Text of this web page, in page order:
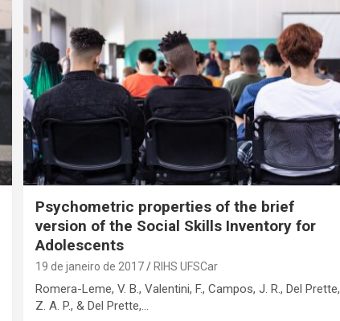
Psychometric properties of the brief
version of the Social Skills Inventory for
Adolescents
19 de janeiro de 2017 RIHS UFSCar
Romera-Leme, V. B., Valentini, F., Campos, J. R., Del Prette,
Z. A. P., & Del Prette,…